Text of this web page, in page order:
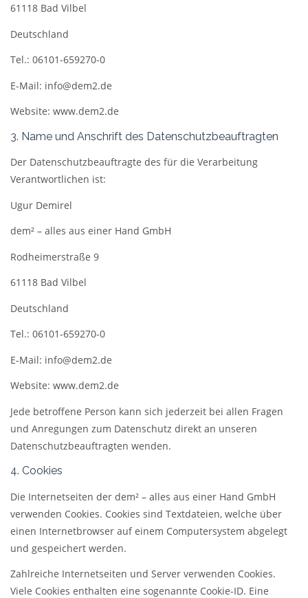
61118 Bad Vilbel
Deutschland
Tel.: 06101-659270-0
E-Mail: info@dem2.de
Website: www.dem2.de
3. Name und Anschrift des Datenschutzbeauftragten
Der Datenschutzbeauftragte des für die Verarbeitung
Verantwortlichen ist:
Ugur Demirel
dem² – alles aus einer Hand GmbH
Rodheimerstraße 9
61118 Bad Vilbel
Deutschland
Tel.: 06101-659270-0
E-Mail: info@dem2.de
Website: www.dem2.de
Jede betroffene Person kann sich jederzeit bei allen Fragen
und Anregungen zum Datenschutz direkt an unseren
Datenschutzbeauftragten wenden.
4. Cookies
Die Internetseiten der dem² – alles aus einer Hand GmbH
verwenden Cookies. Cookies sind Textdateien, welche über
einen Internetbrowser auf einem Computersystem abgelegt
und gespeichert werden.
Zahlreiche Internetseiten und Server verwenden Cookies.
Viele Cookies enthalten eine sogenannte Cookie-ID. Eine